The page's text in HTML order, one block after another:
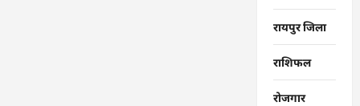
रायपुर जिला
राशिफल
रोजगार